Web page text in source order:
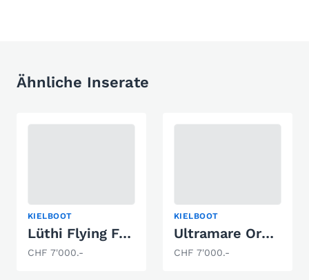
Ähnliche Inserate
KIELBOOT
Lüthi Flying Forty
CHF 7'000.-
KIELBOOT
Ultramare Orque 70
CHF 7'000.-